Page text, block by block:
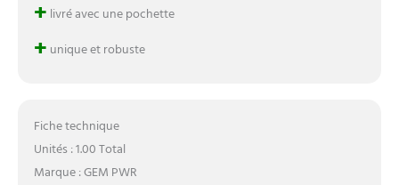
+ livré avec une pochette
+ unique et robuste
Fiche technique
Unités : 1.00 Total
Marque : GEM PWR